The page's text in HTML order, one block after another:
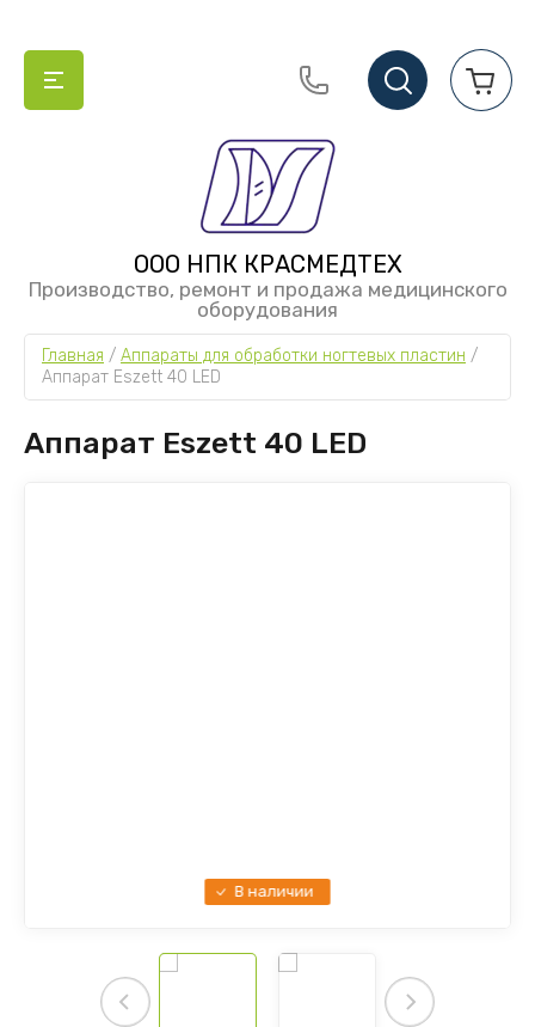
ООО НПК КРАСМЕДТЕХ
Производство, ремонт и продажа медицинского
оборудования
Главная / Аппараты для обработки ногтевых пластин
Аппарат Eszett 40 LED
Аппарат Eszett 40 LED
В наличии